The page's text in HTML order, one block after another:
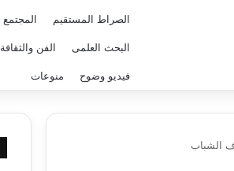
الصراط المستقيم المجتمع
البحث العلمى الفن والثقافة
فيديو وضوح منوعات
الشباب